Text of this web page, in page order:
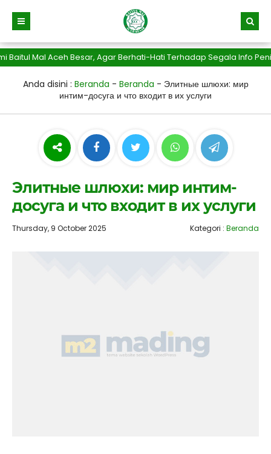
Mal Aceh Besar, Agar Berhati-Hati Terhadap Segala Info
Anda disini : Beranda - Beranda - Элитные шлюхи: мир
интим-досуга и что входит в их услуги
Элитные шлюхи: мир интим-
досуга и что входит в их услуги
Thursday, 9 October 2025 Kategori : Beranda